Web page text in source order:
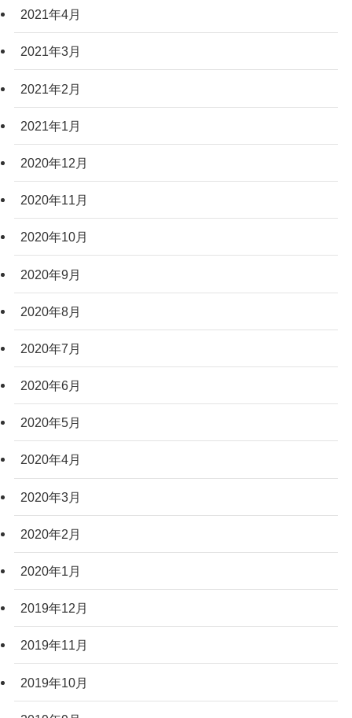
2021年4月
2021年3月
2021年2月
2021年1月
2020年12月
2020年11月
2020年10月
2020年9月
2020年8月
2020年7月
2020年6月
2020年5月
2020年4月
2020年3月
2020年2月
2020年1月
2019年12月
2019年11月
2019年10月